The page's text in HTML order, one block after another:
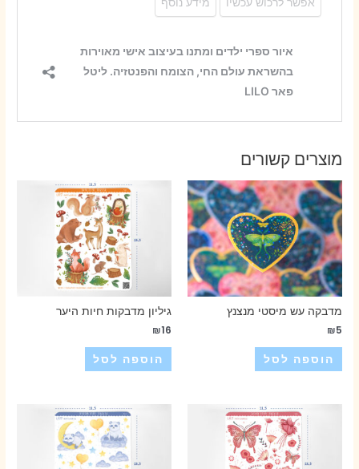
מוצרים קשורים
מדבקה עש מיסטי מנצנץ
₪5
הוספה לסל
גיליון מדבקות חיות היער
₪16
הוספה לסל